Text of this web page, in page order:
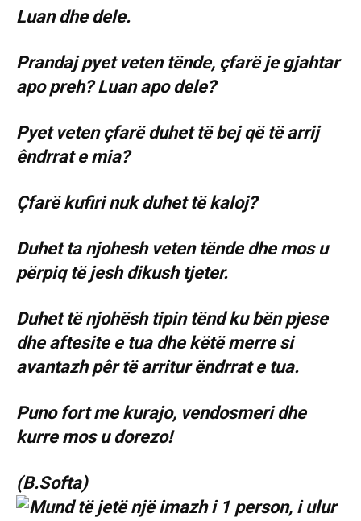
Luan dhe dele.
Prandaj pyet veten tënde, çfarë je gjahtar
apo preh? Luan apo dele?
Pyet veten çfarë duhet të bej që të arrij
êndrrat e mia?
Çfarë kufiri nuk duhet të kaloj?
Duhet ta njohesh veten tënde dhe mos u
përpiq të jesh dikush tjeter.
Duhet të njohësh tipin tënd ku bën pjese
dhe aftesite e tua dhe këtë merre si
avantazh pêr të arritur ëndrrat e tua.
Puno fort me kurajo, vendosmeri dhe
kurre mos u dorezo!
(B.Softa)